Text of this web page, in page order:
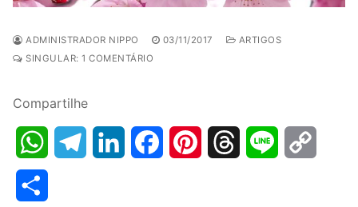
ADMINISTRADOR NIPPO 03/11/2017
ARTIGOS
SINGULAR: 1 COMENTÁRIO
Compartilhe
WhatsAppTelegramLinkedInFacebookPinterestThreads Line